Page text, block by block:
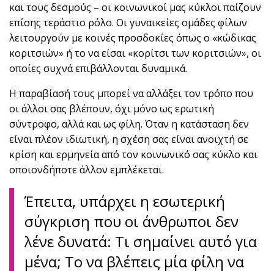
και τους δεσμούς – οι κοινωνικοί μας κύκλοι παίζουν
επίσης τεράστιο ρόλο. Οι γυναικείες ομάδες φίλων
λειτουργούν με κοινές προσδοκίες όπως ο «κώδικας
κοριτσιών» ή το να είσαι «κορίτσι των κοριτσιών», οι
οποίες συχνά επιβάλλονται δυναμικά.
Η παραβίασή τους μπορεί να αλλάξει τον τρόπο που
οι άλλοι σας βλέπουν, όχι μόνο ως ερωτική
σύντροφο, αλλά και ως φίλη. Όταν η κατάσταση δεν
είναι πλέον ιδιωτική, η σχέση σας είναι ανοιχτή σε
κρίση και ερμηνεία από τον κοινωνικό σας κύκλο και
οποιονδήποτε άλλον εμπλέκεται.
Έπειτα, υπάρχει η εσωτερική
σύγκριση που οι άνθρωποι δεν
λένε δυνατά: Τι σημαίνει αυτό για
μένα; ​​Το να βλέπεις μία φίλη να